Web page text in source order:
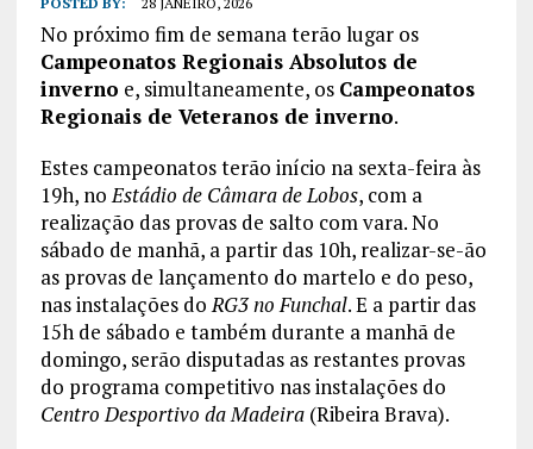
No próximo fim de semana terão lugar os
Campeonatos Regionais Absolutos de
inverno e, simultaneamente, os Campeonatos
Regionais de Veteranos de inverno.
Estes campeonatos terão início na sexta-feira às
19h, noEstádio de Câmara de Lobos, com a
realização das provas de salto com vara. No
sábado de manhã, a partir das 10h, realizar-se-ão
as provas de lançamento do martelo e do peso,
nas instalações doRG3 no Funchal. E a partir das
15h de sábado e também durante a manhã de
domingo, serão disputadas as restantes provas
do programa competitivo nas instalações do
Centro Desportivo da Madeira(Ribeira Brava).